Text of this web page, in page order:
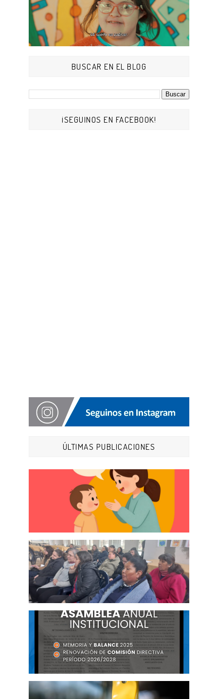
BUSCAR EN EL BLOG
¡SEGUINOS EN FACEBOOK!
ÚLTIMAS PUBLICACIONES